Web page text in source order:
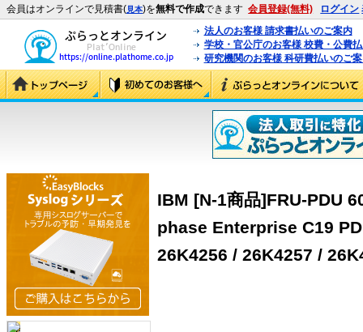
会員はオンラインで見積書(見本)を無料で作成できます 会員登録(無料) ログイン
法人のお客様 請求書払いのご案内
学校・官公庁のお客様 校費・公費
研究機関のお客様 科研費払いのご
IBM [N-1商品]FRU-PDU
phase Enterprise C19
26K4256 / 26K4257 /